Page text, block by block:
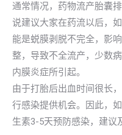
通常情况，药物流产胎囊
说建议大家在药流以后，
能是蜕膜剥脱不完全，影
整，导致不全流产，少数
内膜炎症所引起。
由于打胎后出血时间很长
行感染提供机会。因此，
生素3-5天预防感染，建议